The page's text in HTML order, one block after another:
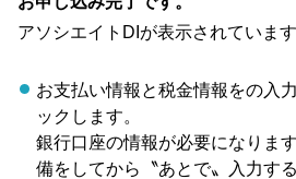
アソシエイトDIが表示されています
お支払い情報と税金情報をの入
ックします。
銀行口座の情報が必要になりま
備をしてから〝あとで〟入力す